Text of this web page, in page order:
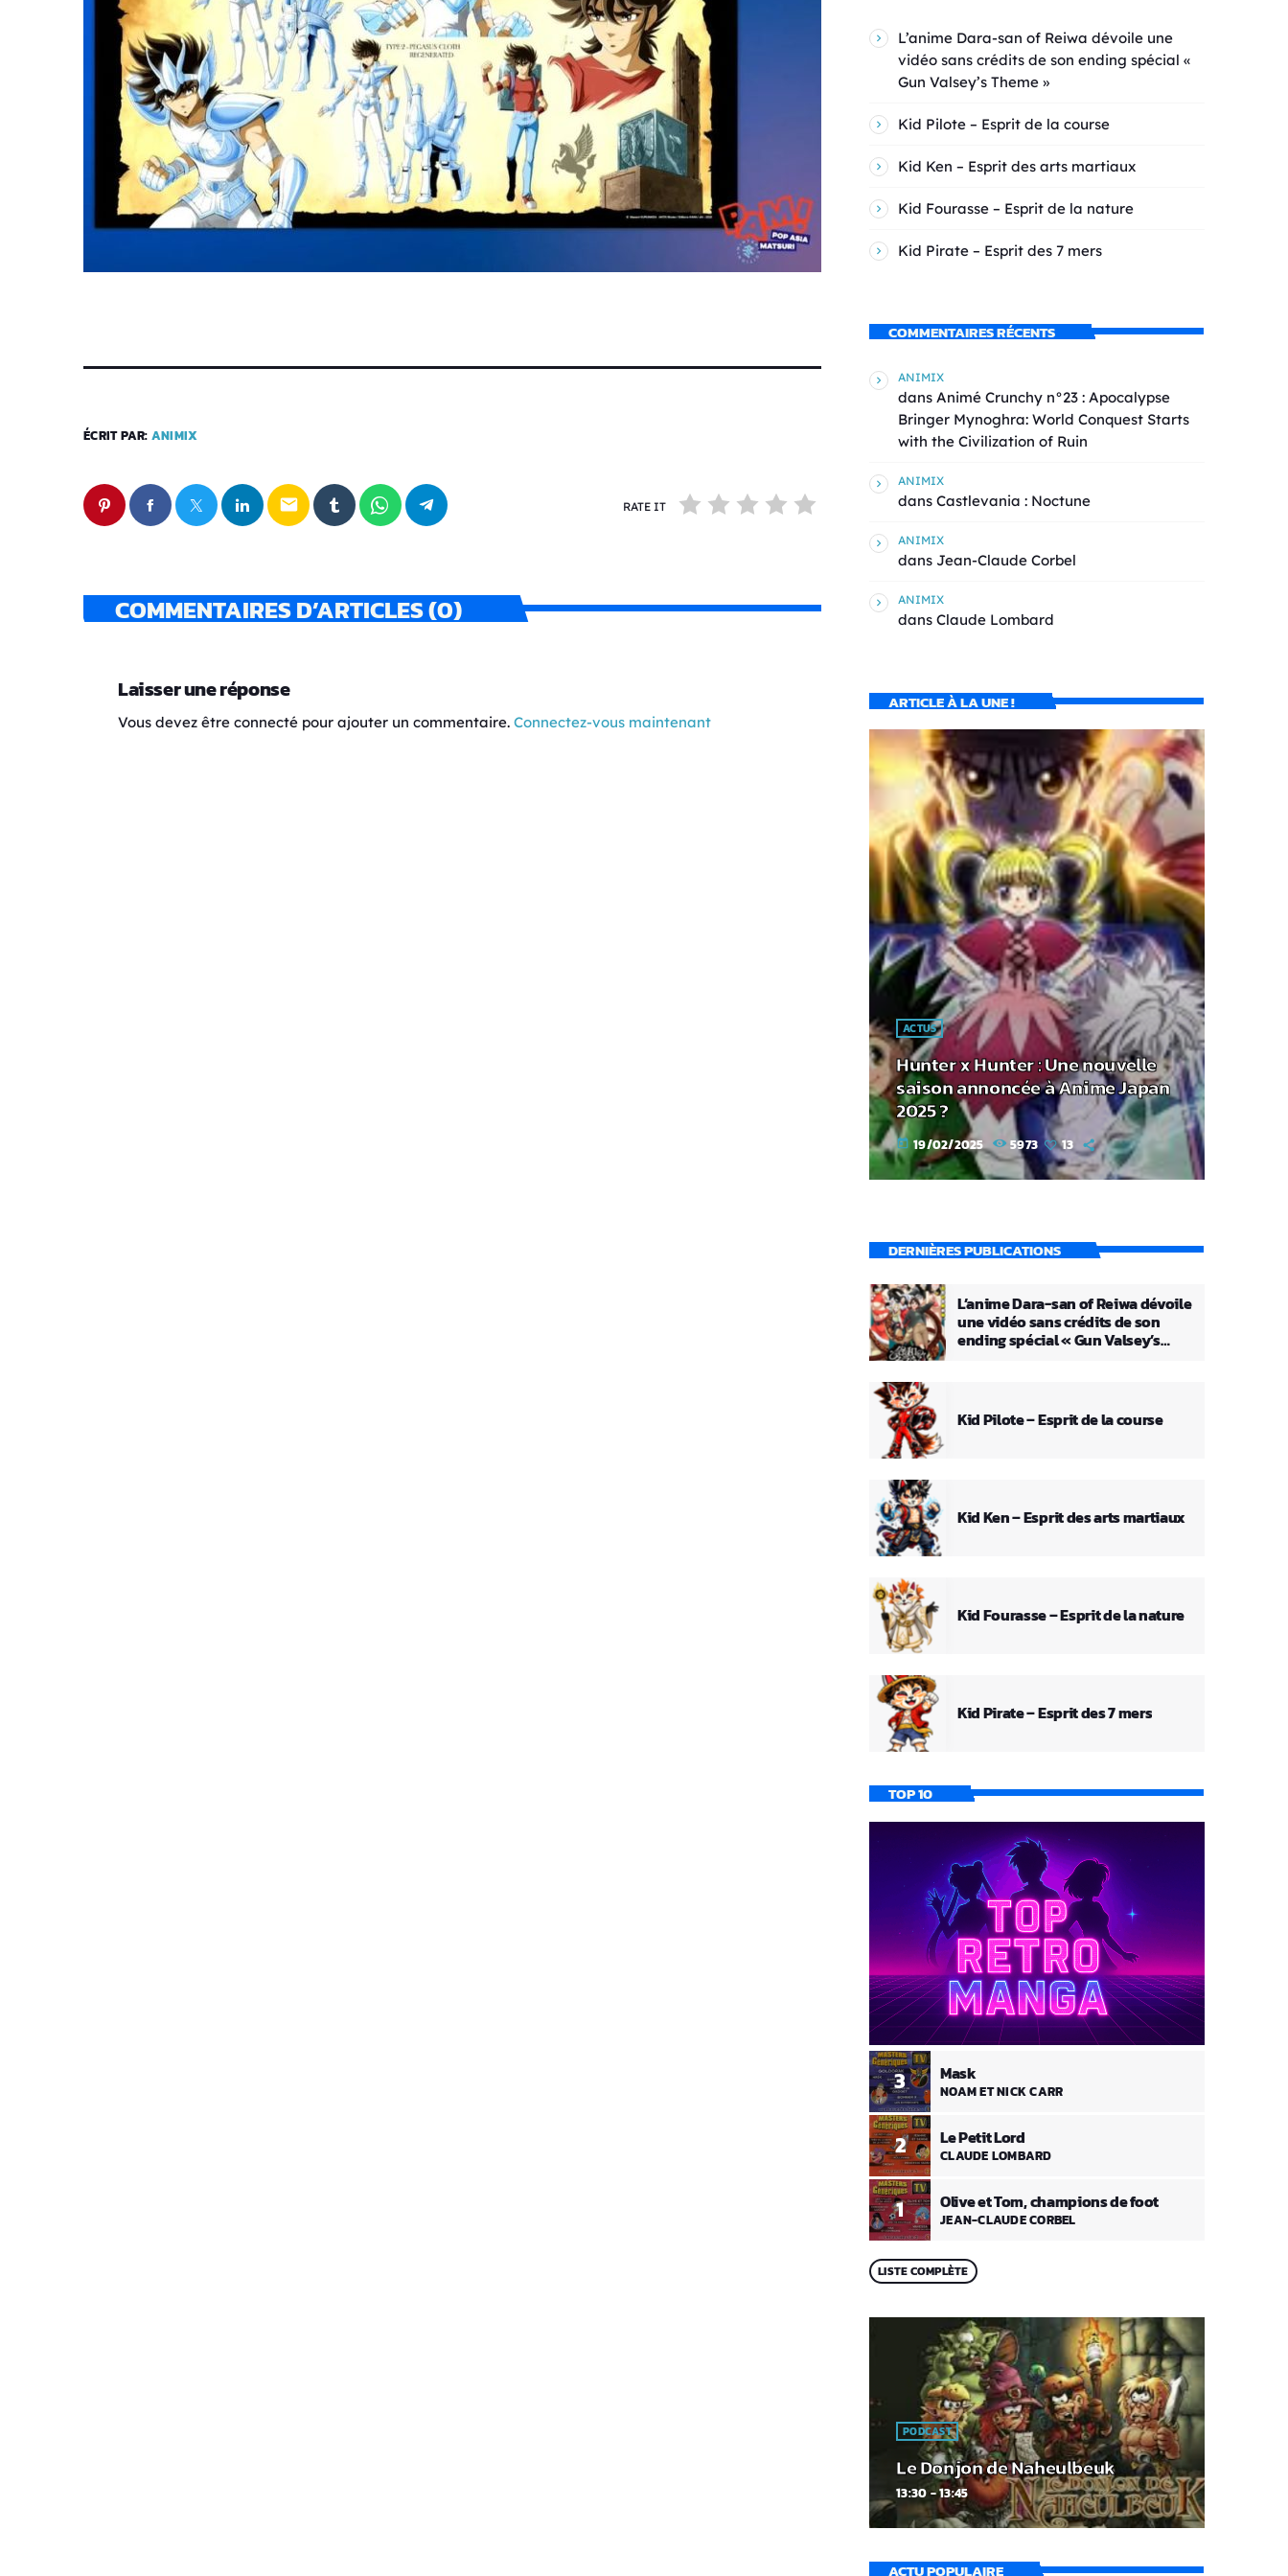
ÉCRIT PAR: ANIMIX
email RATE IT
COMMENTAIRES D’ARTICLES (0)
Laisser une réponse
Vous devez être connecté pour ajouter un commentaire. Connectez-vous maintenant
L’anime Dara-san of Reiwa dévoile une
vidéo sans crédits de son ending spécial «
Gun Valsey’s Theme »
Kid Pilote – Esprit de la course
Kid Ken – Esprit des arts martiaux
Kid Fourasse – Esprit de la nature
Kid Pirate – Esprit des 7 mers
COMMENTAIRES RÉCENTS
ANIMIX
dans Animé Crunchy n°23 : Apocalypse
Bringer Mynoghra: World Conquest Starts
with the Civilization of Ruin
ANIMIX
dans Castlevania : Noctune
ANIMIX
dans Jean-Claude Corbel
ANIMIX
dans Claude Lombard
ARTICLE À LA UNE !
ACTUS
Hunter x Hunter : Une nouvelle
saison annoncée à Anime Japan
2025 ?
today 19/02/2025 5973 13
DERNIÈRES PUBLICATIONS
L’anime Dara-san of Reiwa dévoile
une vidéo sans crédits de son
ending spécial « Gun Valsey’s
Kid Pilote – Esprit de la course
Kid Ken – Esprit des arts martiaux
Kid Fourasse – Esprit de la nature
Kid Pirate – Esprit des 7 mers
TOP 10
1 Olive et Tom, champions de foot
JEAN-CLAUDE CORBEL
2 Le Petit Lord
CLAUDE LOMBARD
3 Mask
NOAM ET NICK CARR
LISTE COMPLÈTE
PODCAST
Le Donjon de Naheulbeuk
13:30 - 13:45
ACTU POPULAIRE